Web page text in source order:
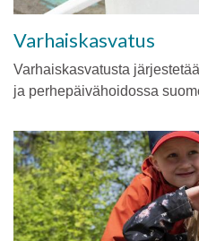
Varhaiskasvatus
Varhaiskasvatusta
ja perhepäivähoidossa